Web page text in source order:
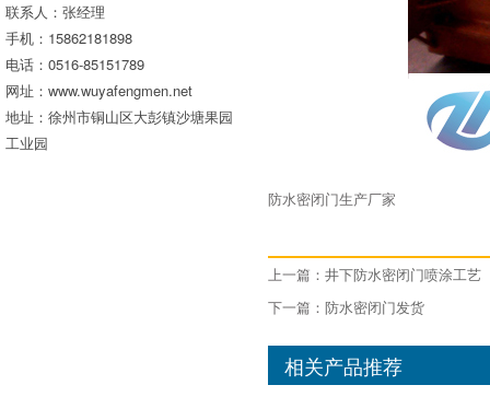
联系人：张经理
手机：15862181898
电话：0516-85151789
网址：www.wuyafengmen.net
地址：徐州市铜山区大彭镇沙塘果园
工业园
防水密闭门生产厂家
上一篇： 井下防水密闭门喷涂工艺
下一篇： 防水密闭门发货
相关产品推荐